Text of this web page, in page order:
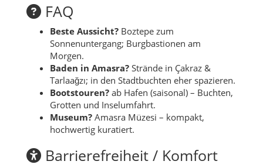
FAQ
Beste Aussicht? Boztepe zum
Sonnenuntergang; Burgbastionen am
Morgen.
Baden in Amasra? Strände in Çakraz &
Tarlaağzı; in den Stadtbuchten eher spazieren.
Bootstouren? ab Hafen (saisonal) – Buchten,
Grotten und Inselumfahrt.
Museum? Amasra Müzesi – kompakt,
hochwertig kuratiert.
Barrierefreiheit / Komfort